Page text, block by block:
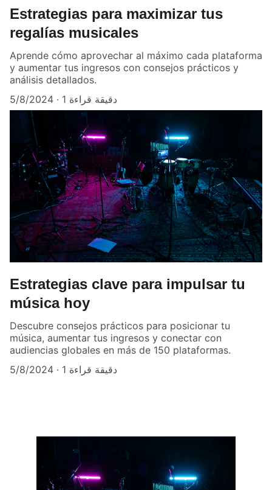
Estrategias para maximizar tus
regalías musicales
Aprende cómo aprovechar al máximo cada plataforma
y aumentar tus ingresos con consejos prácticos y
análisis detallados.
5/8/2024
1 دقيقة قراءة
Estrategias clave para impulsar tu
música hoy
Descubre consejos prácticos para posicionar tu
música, aumentar tus ingresos y conectar con
audiencias globales en más de 150 plataformas.
5/8/2024
1 دقيقة قراءة